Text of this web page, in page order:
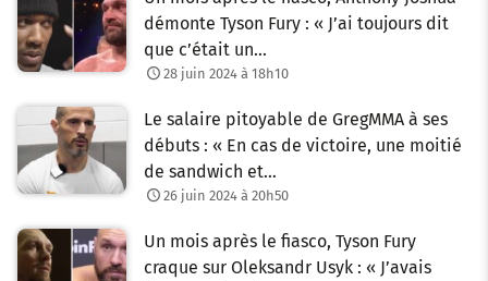
démonte Tyson Fury : « J’ai toujours dit
que c’était un…
28 juin 2024 à 18h10
Le salaire pitoyable de GregMMA à ses
débuts : « En cas de victoire, une moitié
de sandwich et…
26 juin 2024 à 20h50
Un mois après le fiasco, Tyson Fury
craque sur Oleksandr Usyk : « J’avais